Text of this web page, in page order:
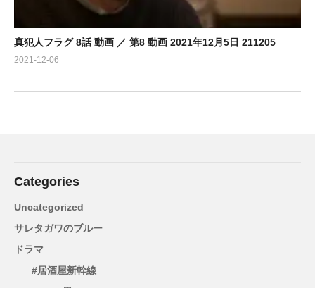
真犯人フラグ 8話 動画 ／ 第8 動画 2021年12月5日 211205
2021-12-06
Categories
Uncategorized
サレタガワのブルー
ドラマ
#居酒屋新幹線